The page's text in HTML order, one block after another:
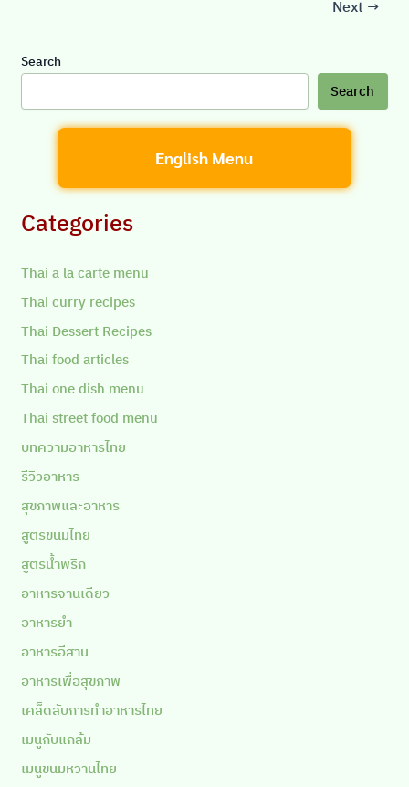
Next →
Search
Search
English Menu
Categories
Thai a la carte menu
Thai curry recipes
Thai Dessert Recipes
Thai food articles
Thai one dish menu
Thai street food menu
บทความอาหารไทย
รีวิวอาหาร
สุขภาพและอาหาร
สูตรขนมไทย
สูตรน้ำพริก
อาหารจานเดียว
อาหารยำ
อาหารอีสาน
อาหารเพื่อสุขภาพ
เคล็ดลับการทำอาหารไทย
เมนูกับแกล้ม
เมนูขนมหวานไทย